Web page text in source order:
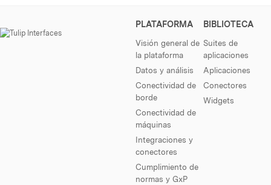
PLATAFORMA
Visión general de
la plataforma
Datos y análisis
Conectividad de
borde
Conectividad de
máquinas
Integraciones y
conectores
Cumplimiento de
normas y GxP
BIBLIOTECA
Suites de
aplicaciones
Aplicaciones
Conectores
Widgets